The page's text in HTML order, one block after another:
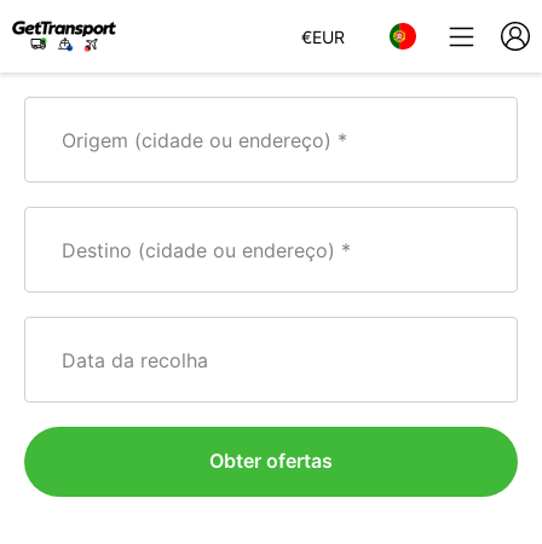
€EUR
Origem (cidade ou endereço)
Destino (cidade ou endereço)
Data da recolha
Obter ofertas